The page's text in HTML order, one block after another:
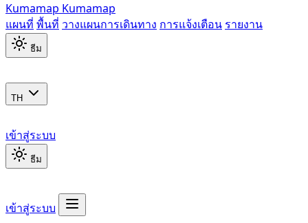
Kumamap Kumamap
แผนที่ พื้นที่ วางแผนการเดินทาง การแจ้งเตือน รายงาน
ธีม
TH
เข้าสู่ระบบ
ธีม
เข้าสู่ระบบ